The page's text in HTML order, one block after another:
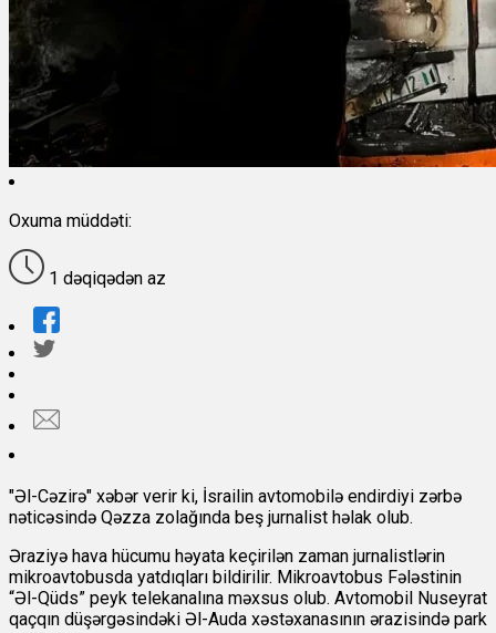
Oxuma müddəti:
1 dəqiqədən az
"Əl-Cəzirə" xəbər verir ki, İsrailin avtomobilə endirdiyi zərbə
nəticəsində Qəzza zolağında beş jurnalist həlak olub.
Əraziyə hava hücumu həyata keçirilən zaman jurnalistlərin
mikroavtobusda yatdıqları bildirilir. Mikroavtobus Fələstinin
“Əl-Qüds” peyk telekanalına məxsus olub. Avtomobil Nuseyrat
qaçqın düşərgəsindəki Əl-Auda xəstəxanasının ərazisində park